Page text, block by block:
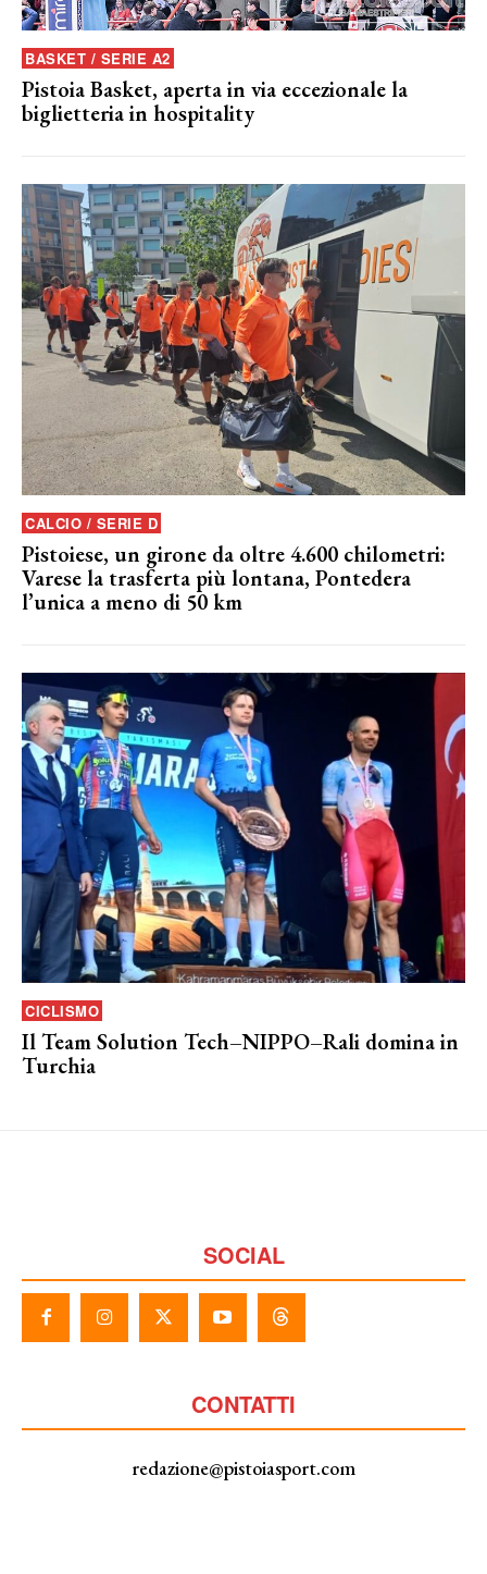
BASKET / SERIE A2
Pistoia Basket, aperta in via eccezionale la
biglietteria in hospitality
CALCIO / SERIE D
Pistoiese, un girone da oltre 4.600 chilometri:
Varese la trasferta più lontana, Pontedera
l’unica a meno di 50 km
CICLISMO
Il Team Solution Tech–NIPPO–Rali domina in
Turchia
SOCIAL
CONTATTI
redazione@pistoiasport.com